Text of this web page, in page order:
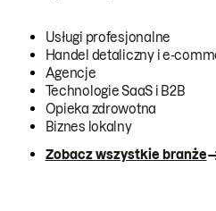
Usługi profesjonalne
Handel detaliczny i e-
Agencje
Technologie SaaS i B2B
Opieka zdrowotna
Biznes lokalny
Zobacz wszystkie branże